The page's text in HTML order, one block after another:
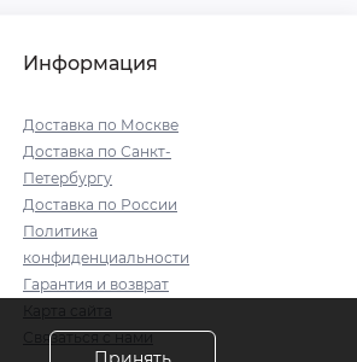
Информация
Доставка по Москве
Доставка по Санкт-
Петербургу
Доставка по России
Политика
конфиденциальности
Гарантия и возврат
Связаться с нами